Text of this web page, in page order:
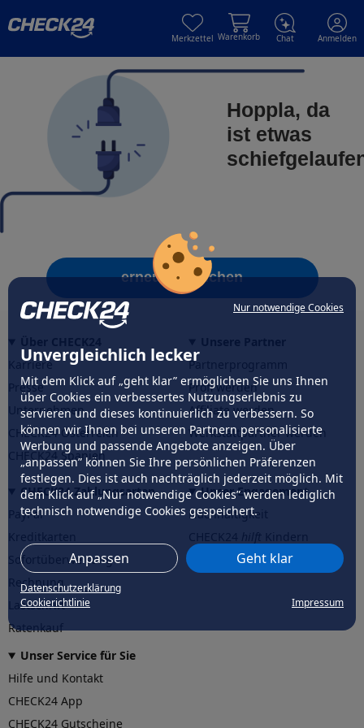
Nur notwendige Cookies
Unvergleichlich lecker
Mit dem Klick auf „geht klar” ermöglichen Sie uns Ihnen
über Cookies ein verbessertes Nutzungserlebnis zu
servieren und dieses kontinuierlich zu verbessern. So
können wir Ihnen bei unseren Partnern personalisierte
Werbung und passende Angebote anzeigen. Über
„anpassen” können Sie Ihre persönlichen Präferenzen
festlegen. Dies ist auch nachträglich jederzeit möglich. Mit
dem Klick auf „Nur notwendige Cookies” werden lediglich
technisch notwendige Cookies gespeichert.
Anpassen Geht klar
Datenschutzerklärung
Cookierichtlinie
Impressum
Merkzettel Warenkorb Chat Anmelden
Hoppla, da
ist etwas
erneut versuchen
Karriere
Presse
Unternehmen
CHECK24 Österreich
CHECK24 Spanien
Partnerprogramm
Profi werden
Affiliate werden
Werkstattpartner werden
CHECK24 Zahlungsarten
PayPal
Sofortüberweisung
Rechnung
Lastschrift
Ratenkauf
Unser Engagement
Nachhaltigkeit
CHECK24hilftder Natur
Unser Service für Sie
Hilfe und Kontakt
CHECK24 App
CHECK24 Gutscheine